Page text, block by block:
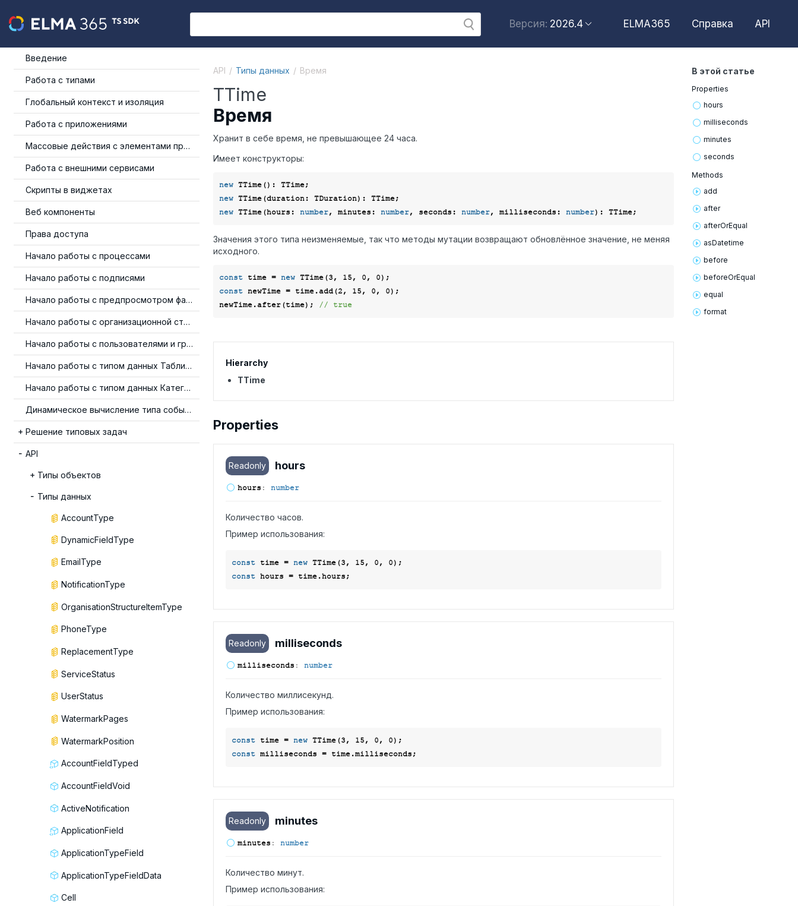
Версия: 2026.42026.6
2026.4
ELMA365 Справка API
Введение
Работа с типами
Глобальный контекст и изоляция
Работа с приложениями
Массовые действия с элементами приложения
Работа с внешними сервисами
Скрипты в виджетах
Веб компоненты
Права доступа
Начало работы с процессами
Начало работы с подписями
Начало работы с предпросмотром файлов
Начало работы с организационной структурой
Начало работы с пользователями и группами
Начало работы с типом данных Таблица
Начало работы с типом данных Категория
Динамическое вычисление типа события
Решение типовых задач
API
Типы объектов
Типы данных
AccountType
DynamicFieldType
EmailType
NotificationType
OrganisationStructureItemType
PhoneType
ReplacementType
ServiceStatus
UserStatus
WatermarkPages
WatermarkPosition
AccountFieldTyped
AccountFieldVoid
ActiveNotification
ApplicationField
ApplicationTypeField
ApplicationTypeFieldData
Cell
API Типы данных Время
TTime
Время
Хранит в себе время, не превышающее 24 часа.
Имеет конструкторы:
new
new
new TTime(hours: number, minutes : number, seconds : number, milliseconds : number
Значения этого типа неизменяемые, так что методы мутации возвращают обновлённое значение, не меняя
исходного.
const time = new TTime(3, 15, 0, 0
const newTime = time.add(2, 15, 0, 0);
newTime.after(time); // true
Hierarchy
TTime
Properties
Readonly hours
hours : number
Количество часов.
Пример использования:
const time = new TTime(3, 15, 0, 0
const
Readonly milliseconds
milliseconds : number
Количество миллисекунд.
Пример использования:
const time = new TTime(3, 15, 0, 0
const
Readonly minutes
minutes : number
Количество минут.
Пример использования:
В этой статье
Properties
hours
milliseconds
minutes
seconds
Methods
add
after
afterOrEqual
asDatetime
before
beforeOrEqual
equal
format